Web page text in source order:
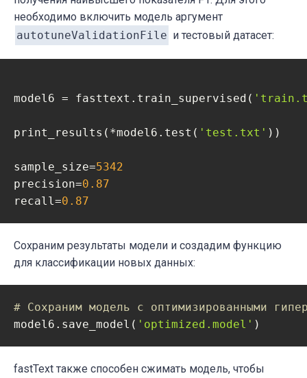
необходимо включить модель аргумент
autotuneValidationFile и тестовый датасет:
model6 = fasttext.train_supervised(
print_results(*model6.test( 'test.txt' ))
sample_size=5342
precision=0.87
recall=0.87
Сохраним результаты модели и создадим функцию
для классификации новых данных:
# Сохраним модель с оптимизированными
model6.save_model( 'optimized.model'
fastText также способен сжимать модель, чтобы